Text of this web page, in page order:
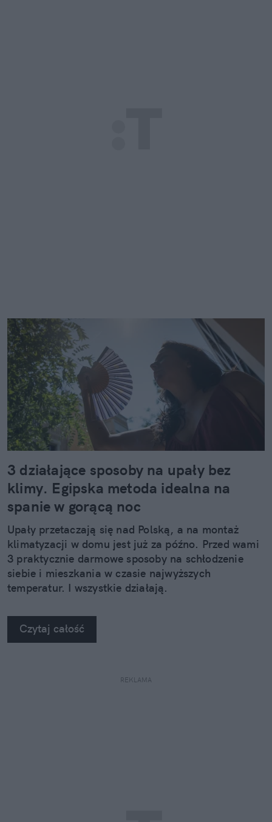
3 działające sposoby na upały bez
klimy. Egipska metoda idealna na
spanie w gorącą noc
Upały przetaczają się nad Polską, a na montaż
klimatyzacji w domu jest już za późno. Przed wami
3 praktycznie darmowe sposoby na schłodzenie
siebie i mieszkania w czasie najwyższych
temperatur. I wszystkie działają.
Czytaj całość
REKLAMA